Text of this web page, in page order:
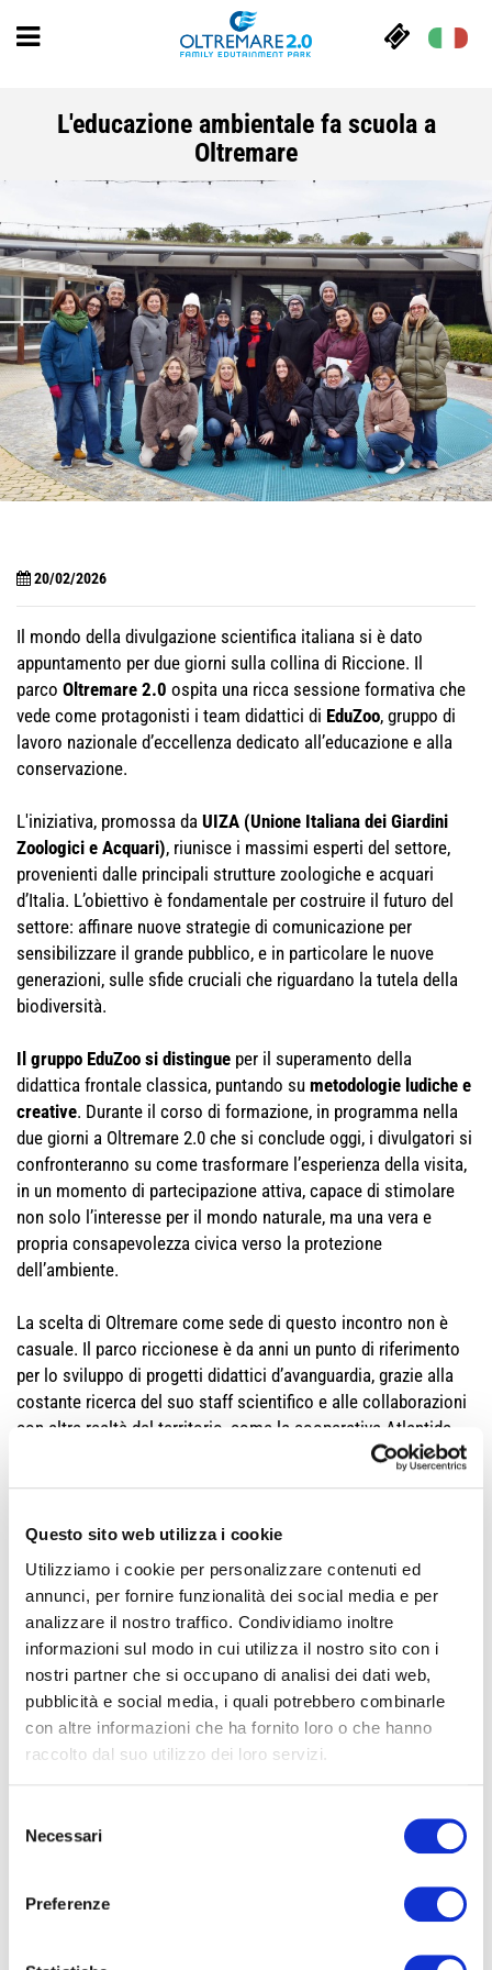
Questo sito web utilizza i cookie
Utilizziamo i cookie per personalizzare contenuti ed
annunci, per fornire funzionalità dei social media e per
analizzare il nostro traffico. Condividiamo inoltre
informazioni sul modo in cui utilizza il nostro sito con i
nostri partner che si occupano di analisi dei dati web,
pubblicità e social media, i quali potrebbero combinarle
con altre informazioni che ha fornito loro o che hanno
raccolto dal suo utilizzo dei loro servizi.
delNecessari
Preferenze
L'educazione ambientale fa scuola a
Oltremare
20/02/2026
Il mondo della divulgazione scientifica italiana si è dato
appuntamento per due giorni sulla collina di Riccione. Il
parco Oltremare 2.0 ospita una ricca sessione formativa che
vede come protagonisti i team didattici di EduZoo, gruppo di
lavoro nazionale d’eccellenza dedicato all’educazione e alla
conservazione.
L'iniziativa, promossa da UIZA (Unione Italiana dei Giardini
Zoologici e Acquari), riunisce i massimi esperti del settore,
provenienti dalle principali strutture zoologiche e acquari
d’Italia. L’obiettivo è fondamentale per costruire il futuro del
settore: affinare nuove strategie di comunicazione per
sensibilizzare il grande pubblico, e in particolare le nuove
generazioni, sulle sfide cruciali che riguardano la tutela della
biodiversità.
Il gruppo EduZoo si distingue per il superamento della
didattica frontale classica, puntando su metodologie ludiche e
creative. Durante il corso di formazione, in programma nella
due giorni a Oltremare 2.0 che si conclude oggi, i divulgatori si
confronteranno su come trasformare l’esperienza della visita,
in un momento di partecipazione attiva, capace di stimolare
non solo l’interesse per il mondo naturale, ma una vera e
propria consapevolezza civica verso la protezione
dell’ambiente.
La scelta di Oltremare come sede di questo incontro non è
casuale. Il parco riccionese è da anni un punto di riferimento
per lo sviluppo di progetti didattici d’avanguardia, grazie alla
costante ricerca del suo staff scientifico e alle collaborazioni
con altre realtà del territorio, come la cooperativa Atlantide
(esperta in comunicazione ambientale e innovazione
"Ospitare il workshop nazionale EduZoo è per noi un grande
orgoglio ma anche una conferma del valore del lavoro svolto
in questi anni _ dichiara
Patrizia Leardini, COO Costa
Edutainment- Il confronto diretto tra professionisti è il motore
che ci permette di evolvere. Oltremare coniuga
rigore
scientifico
e coinvolgimento emotivo
, nella promozione delle
attività di divulgazione”.
Il focus dell’evento di formazione sarà sulle
Didattico Scientifico
Costa Edutainment in Romagna _ che,
oltre ad accogliere e conservare una ricca diversità biologica
garantiscono ingenti risorse di acqua e cibo e svolgono una
climatici. Insieme ai colleghi di Atlantide abbiamo sviluppato